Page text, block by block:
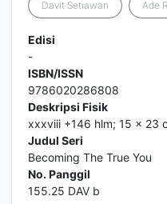
Davit Setiawan Ade
Edisi
-
ISBN/ISSN
9786020286808
Deskripsi Fisik
xxxviii +146 hlm; 15 x 23
Judul Seri
Becoming The True You
No. Panggil
155.25 DAV b